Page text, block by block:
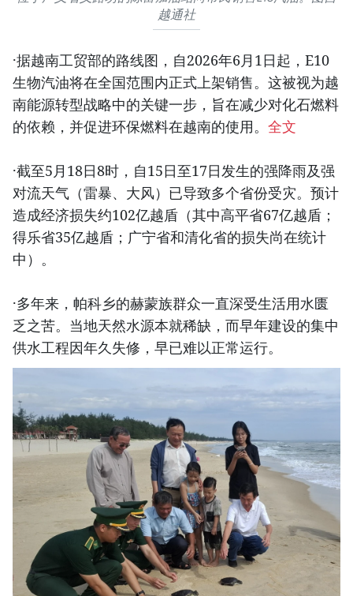
越通社
·据越南工贸部的路线图，自2026年6月1日起，E10
生物汽油将在全国范围内正式上架销售。这被视为越
南能源转型战略中的关键一步，旨在减少对化石燃料
的依赖，并促进环保燃料在越南的使用。 全文
·截至5月18日8时，自15日至17日发生的强降雨及强
对流天气（雷暴、大风）已导致多个省份受灾。预计
造成经济损失约102亿越盾（其中高平省67亿越盾；
得乐省35亿越盾；广宁省和清化省的损失尚在统计
中）。
·多年来，帕科乡的赫蒙族群众一直深受生活用水匮
乏之苦。当地天然水源本就稀缺，而早年建设的集中
供水工程因年久失修，早已难以正常运行。